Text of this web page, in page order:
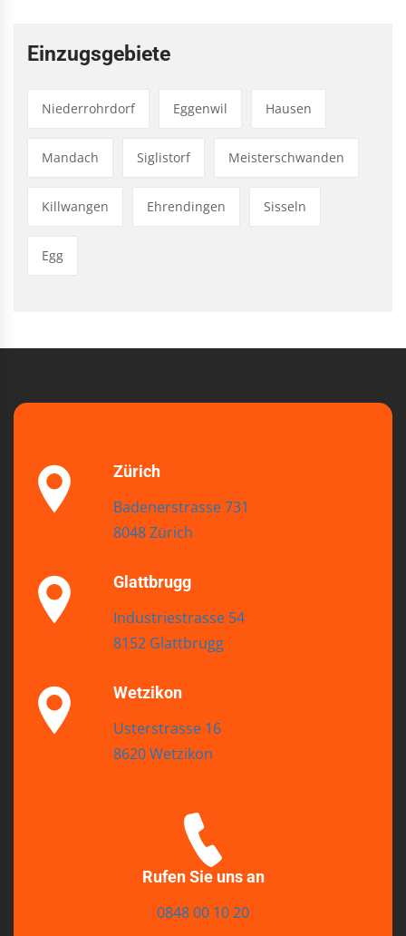
Einzugsgebiete
Niederrohrdorf Eggenwil Hausen
Mandach Siglistorf Meisterschwanden
Killwangen Ehrendingen Sisseln
Egg
Zürich
Badenerstrasse 731
8048 Zürich
Glattbrugg
Industriestrasse 54
8152 Glattbrugg
Wetzikon
Usterstrasse 16
8620 Wetzikon
Rufen Sie uns an
0848 00 10 20